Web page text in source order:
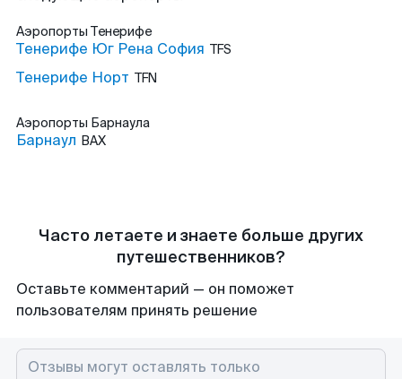
Аэропорты Тенерифе
Тенерифе Юг Рена София TFS
Тенерифе Норт TFN
Аэропорты Барнаула
Барнаул BAX
Часто летаете и знаете больше других
путешественников?
Оставьте комментарий — он поможет
пользователям принять решение